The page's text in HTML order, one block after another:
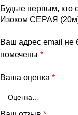
Будьте первым, кто
Изоком СЕРАЯ
Ваш адрес email не
помечены *
Ваша оценка *